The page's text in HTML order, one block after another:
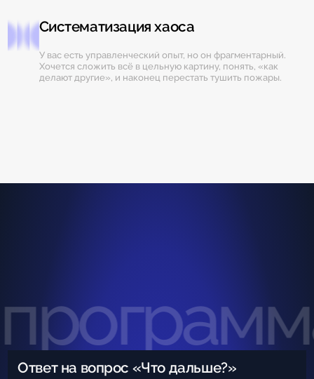
Систематизация хаоса
У вас есть управленческий опыт, но он фрагментарный.
Хочется сложить всё в цельную картину, понять, «как
делают другие», и наконец перестать тушить пожары.
Ответ на вопрос «Что дальше?»